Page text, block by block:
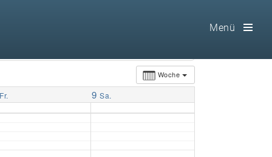
100 F.A.Q.
Menü
Woche
Fr. 9 Sa.